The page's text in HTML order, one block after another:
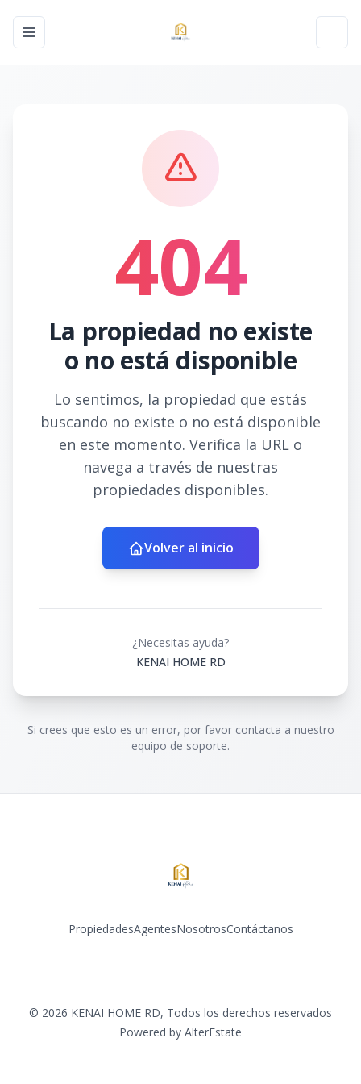
Toggle navigation menu
404
La propiedad no existe
o no está disponible
Lo sentimos, la propiedad que estás
buscando no existe o no está disponible
en este momento. Verifica la URL o
navega a través de nuestras
propiedades disponibles.
Volver al inicio
¿Necesitas ayuda?
KENAI HOME RD
Si crees que esto es un error, por favor contacta a nuestro
equipo de soporte.
PropiedadesAgentesNosotrosContáctanos
© 2026 KENAI HOME RD, Todos los derechos reservados
Powered by AlterEstate